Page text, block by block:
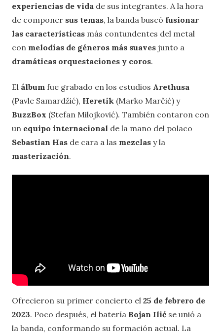
experiencias de vida de sus integrantes. A la hora
de componer sus temas, la banda buscó fusionar
las características más contundentes del metal
con melodías de géneros más suaves junto a
dramáticas orquestaciones y coros.
El álbum fue grabado en los estudios Arethusa
(Pavle Samardžić), Heretik (Marko Marčić) y
BuzzBox (Stefan Milojković). También contaron con
un equipo internacional de la mano del polaco
Sebastian Has de cara a las mezclas y la
masterización.
Ofrecieron su primer concierto el 25 de febrero de
2023. Poco después, el batería Bojan Ilić se unió a
la banda, conformando su formación actual. La